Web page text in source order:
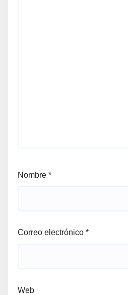
Nombre *
Correo electrónico *
Web